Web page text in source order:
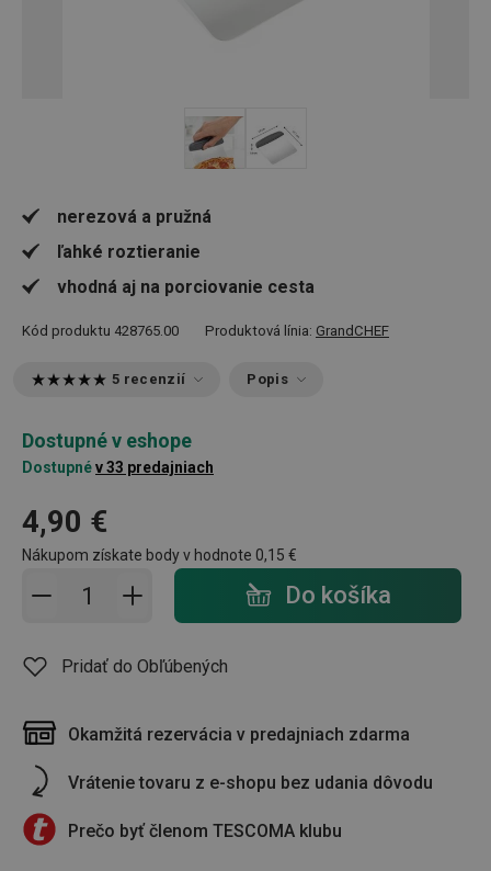
nerezová a pružná
ľahké roztieranie
vhodná aj na porciovanie cesta
Kód produktu 428765.00 Produktová línia: GrandCHEF
5 recenzií Popis
Dostupné v eshope
Dostupnév 33 predajniach
4,90 €
Nákupom získate body v hodnote 0,15 €
Pridať do košíka - počet Do košíka
Pridať do Obľúbených
Okamžitá rezervácia v predajniach zdarma
Vrátenie tovaru z e-shopu bez udania dôvodu
Prečo byť členom TESCOMA klubu